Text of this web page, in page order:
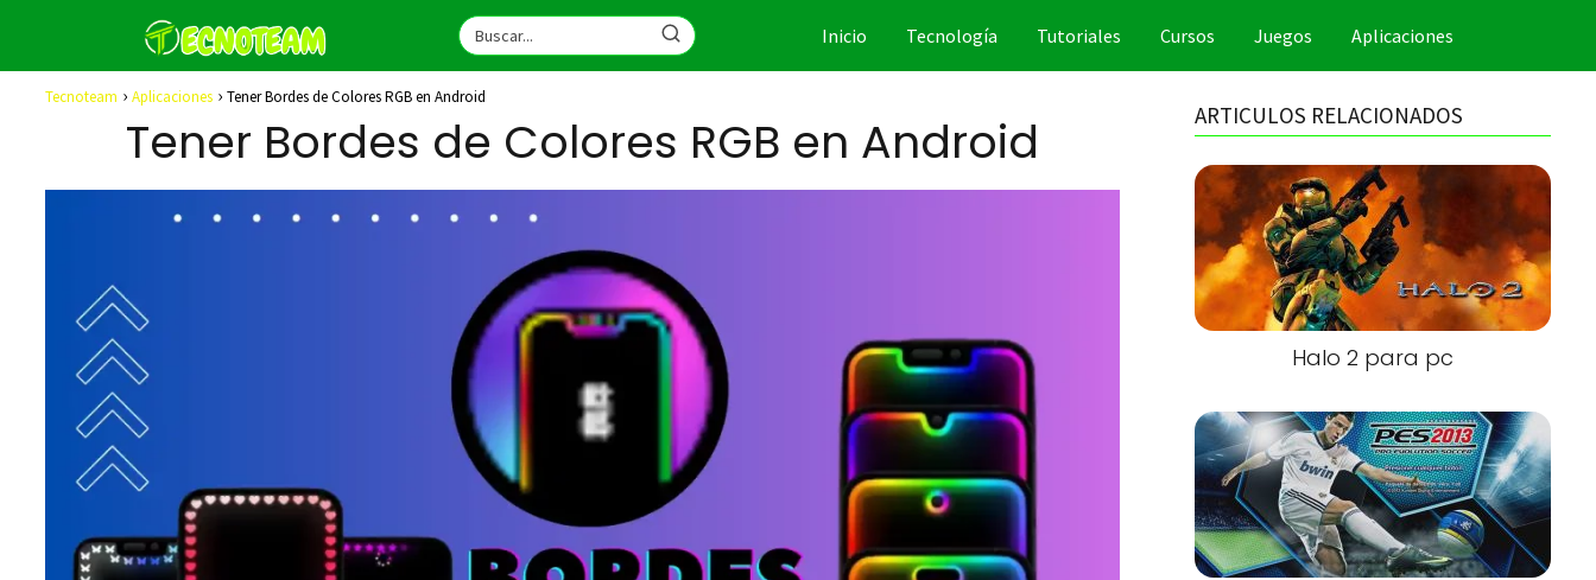
Inicio Tecnología Tutoriales Cursos Juegos Aplicaciones
Tecnoteam Aplicaciones Tener Bordes de Colores RGB en Android
Tener Bordes de Colores RGB en Android ARTICULOS RELACIONADOS
Halo 2 para pc